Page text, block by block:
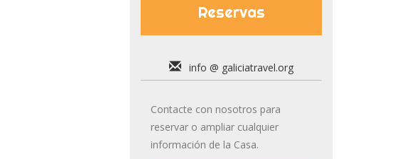
Reservas
info @ galiciatravel.org
Contacte con nosotros para
reservar o ampliar cualquier
información de la Casa.